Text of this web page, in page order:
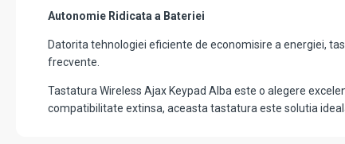
Autonomie Ridicata a Bateriei
Datorita tehnologiei eficiente de economisire a energiei,
frecvente.
Tastatura Wireless Ajax Keypad Alba este o alegere
compatibilitate extinsa, aceasta tastatura este solutia